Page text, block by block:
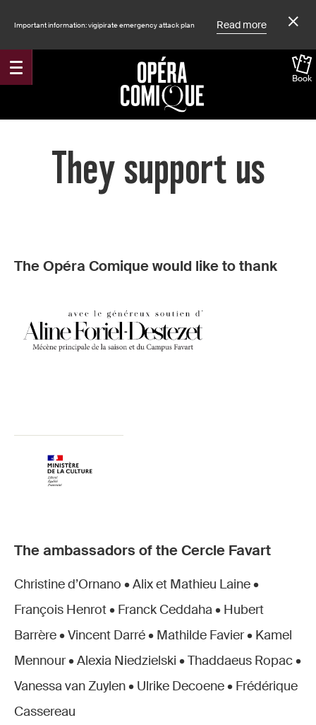
Important information: vigipirate emergency attack plan Read more
Book
Accueil
They support us
The Opéra Comique would like to thank
The ambassadors of the Cercle Favart
Christine d’Ornano • Alix et Mathieu Laine •
François Henrot • Franck Ceddaha • Hubert
Barrère • Vincent Darré • Mathilde Favier • Kamel
Mennour • Alexia Niedzielski • Thaddaeus Ropac •
Vanessa van Zuylen • Ulrike Decoene • Frédérique
Cassereau